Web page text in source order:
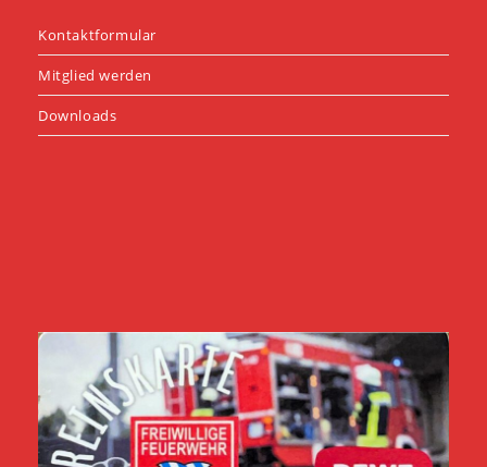
Kontaktformular
Mitglied werden
Downloads